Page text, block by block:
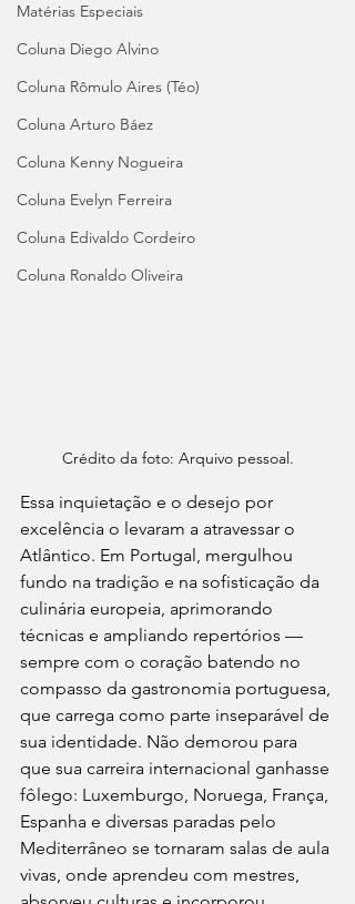
Matérias Especiais
Coluna Diego Alvino
Coluna Rômulo Aires (Téo)
Coluna Arturo Báez
Coluna Kenny Nogueira
Coluna Evelyn Ferreira
Coluna Edivaldo Cordeiro
Coluna Ronaldo Oliveira
Crédito da foto: Arquivo pessoal.
Essa inquietação e o desejo por
excelência o levaram a atravessar o
Atlântico. Em Portugal, mergulhou
fundo na tradição e na sofisticação da
culinária europeia, aprimorando
técnicas e ampliando repertórios —
sempre com o coração batendo no
compasso da gastronomia portuguesa,
que carrega como parte inseparável de
sua identidade. Não demorou para
que sua carreira internacional ganhasse
fôlego: Luxemburgo, Noruega, França,
Espanha e diversas paradas pelo
Mediterrâneo se tornaram salas de aula
vivas, onde aprendeu com mestres,